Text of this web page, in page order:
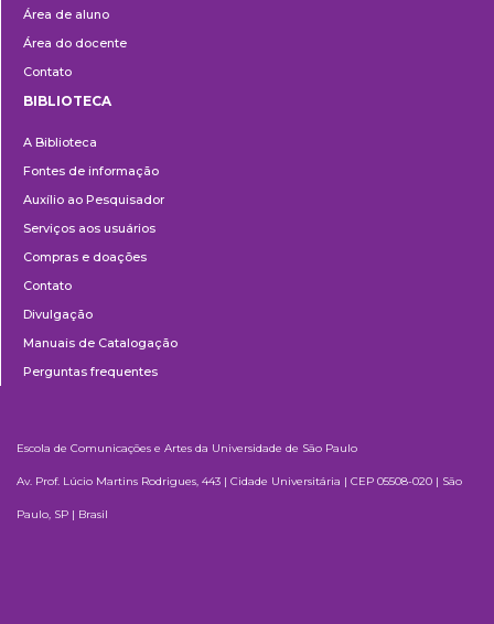
Área de aluno
Área do docente
Contato
BIBLIOTECA
A Biblioteca
Fontes de informação
Auxílio ao Pesquisador
Serviços aos usuários
Compras e doações
Contato
Divulgação
Manuais de Catalogação
Perguntas frequentes
Escola de Comunicações e Artes da Universidade de São Paulo
Av. Prof. Lúcio Martins Rodrigues, 443 | Cidade Universitária | CEP 05508-020 | São
Paulo, SP | Brasil